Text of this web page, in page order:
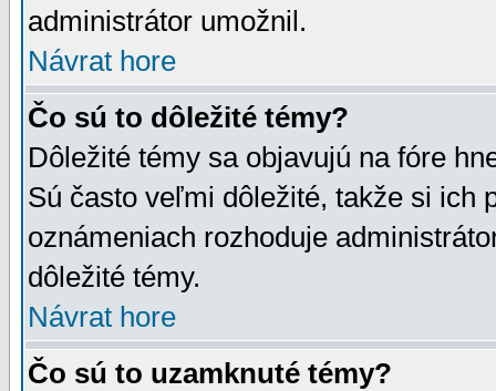
administrátor umožnil.
Návrat hore
Čo sú to dôležité témy?
Dôležité témy sa objavujú na fóre
Sú často veľmi dôležité, takže si ich
oznámeniach rozhoduje
dôležité témy.
Návrat hore
Čo sú to uzamknuté témy?